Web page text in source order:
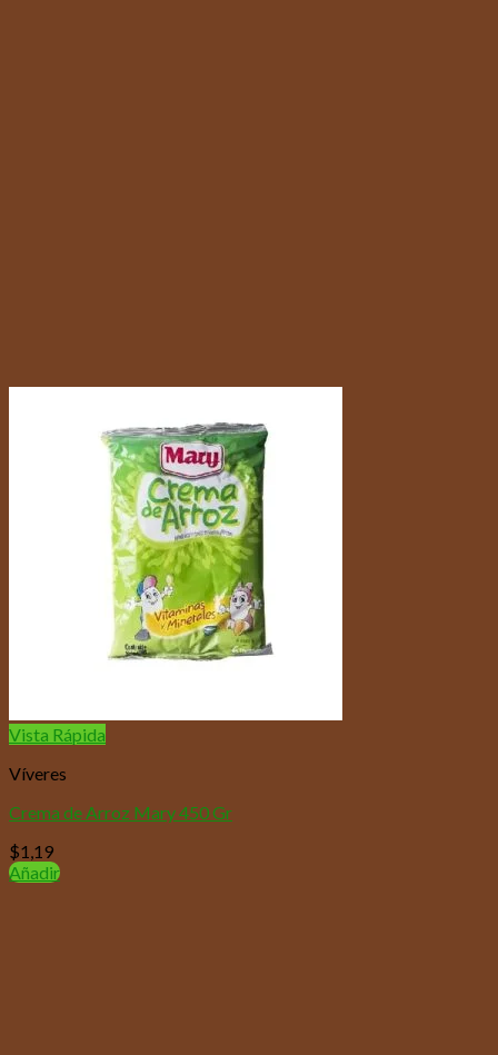
Vista Rápida
Víveres
Crema de Arroz Mary 450 Gr
$1,19
Añadir